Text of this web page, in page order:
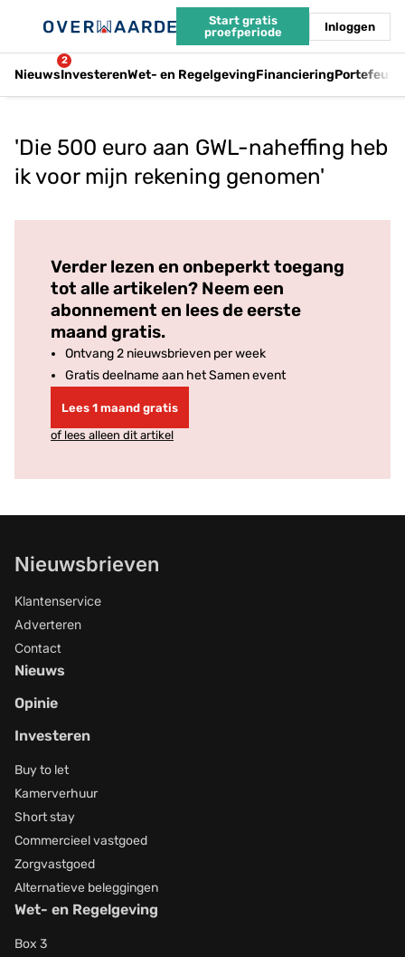
Start gratis
proefperiode
Inloggen
Nieuws
2
InvesterenWet- en RegelgevingFinanciering
'Die 500 euro aan GWL-naheffing heb
ik voor mijn rekening genomen'
Verder lezen en onbeperkt toegang
tot alle artikelen? Neem een
abonnement en lees de eerste
maand gratis.
Ontvang 2 nieuwsbrieven per week
Gratis deelname aan het Samen event
Lees 1 maand gratis
of lees alleen dit artikel
Nieuwsbrieven
Klantenservice
Adverteren
Contact
Nieuws
Opinie
Investeren
Buy to let
Kamerverhuur
Short stay
Commercieel vastgoed
Zorgvastgoed
Alternatieve beleggingen
Wet- en Regelgeving
Box 3